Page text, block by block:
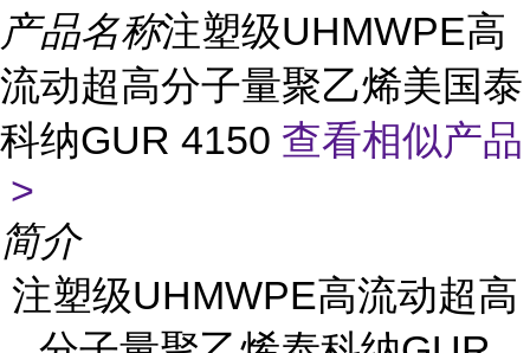
产品名称注塑级UHMWPE高
流动超高分子量聚乙烯美国泰
科纳GUR 4150 查看相似产品
>
简介
注塑级UHMWPE高流动超高